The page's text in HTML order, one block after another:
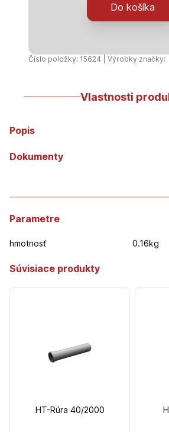
krátka
Do košíka
Číslo položky: 15624 | Výrobky značky:
Vlastnosti
Popis
Dokumenty
Parametre
hmotnosť 0.16kg
Súvisiace produkty
HT-Rúra 40/2000